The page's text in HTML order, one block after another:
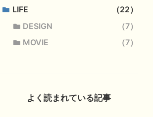
LIFE
22
DESIGN
7
MOVIE
7
よく読まれている記事